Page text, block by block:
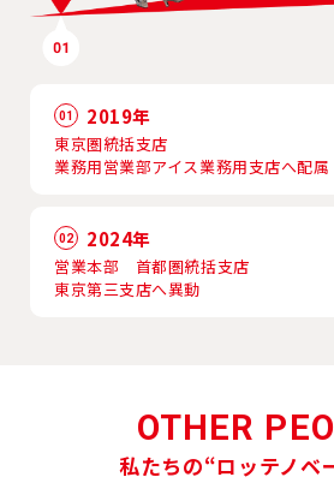
01 2019年
東京圏統括支店
業務用営業部アイス業務用支店へ配属
02 2024年
営業本部 首都圏統括支店
東京第三支店へ異動
OTHER
私たちの“ロッテノベ